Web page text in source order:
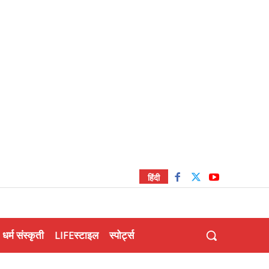
हिंदी
धर्म संस्कृती LIFEस्टाइल स्पोर्ट्स